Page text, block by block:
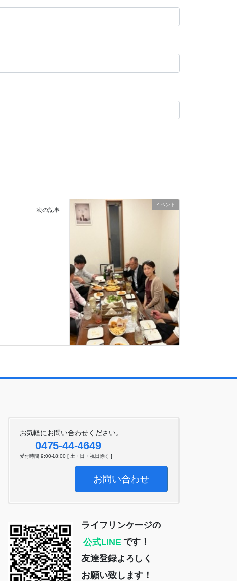
イベント
次の記事
お気軽にお問い合わせください。
0475-44-4649
受付時間 9:00-18:00 [ 土・日・祝日除く ]
お問い合わせ
ライフリンケージの
公式LINE です！
友達登録よろしく
お願い致します！